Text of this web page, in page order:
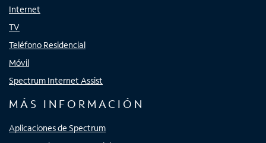
Internet
TV
Teléfono Residencial
Móvil
Spectrum Internet Assist
MÁS INFORMACIÓN
Aplicaciones de Spectrum